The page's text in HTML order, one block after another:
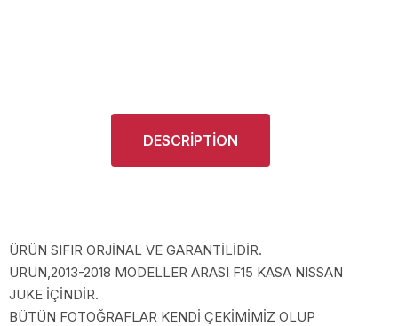
DESCRIPTION
ÜRÜN SIFIR ORJİNAL VE GARANTİLİDİR.
ÜRÜN,2013-2018 MODELLER ARASI F15 KASA NISSAN
JUKE İÇİNDİR.
BÜTÜN FOTOĞRAFLAR KENDİ ÇEKİMİMİZ OLUP